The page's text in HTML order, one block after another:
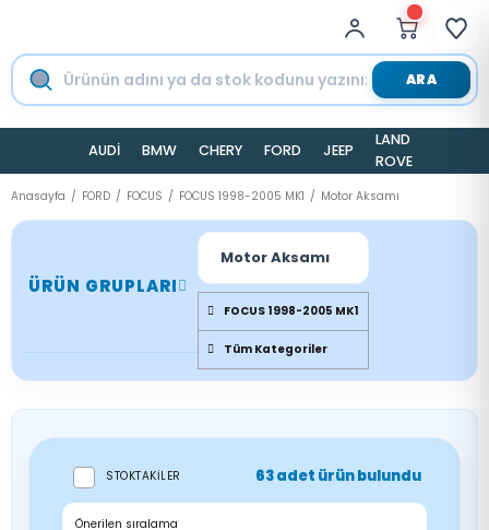
ARA
AUDİ BMW CHERY FORD JEEP
LAND
ROVER
Anasayfa FORD FOCUS FOCUS 1998-2005 MK1 Motor Aksamı
ÜRÜN GRUPLARI
Motor Aksamı
FOCUS 1998-2005 MK1
Tüm Kategoriler
STOKTAKILER 63 adet ürün bulundu